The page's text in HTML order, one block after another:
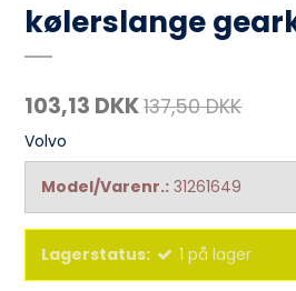
kølerslange
103,13 DKK137,50 DKK
Volvo
Model/Varenr.: 31261649
Lagerstatus: 1 på lager